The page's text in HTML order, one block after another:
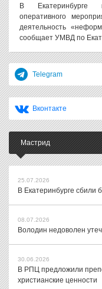
В Екатеринбурге
оперативного
деятельность
сообщает УМВД по
Telegram
Вконтакте
Мастрид
25.07.2026
В Екатеринбурге сбили
08.07.2026
Володин недоволен
30.06.2026
В РПЦ предложили
христианские ценности